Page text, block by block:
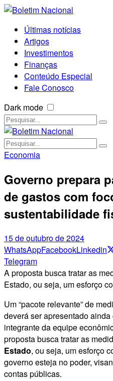
Últimas notícias
Artigos
Investimentos
Finanças
Conteúdo Especial
Fale Conosco
Dark mode
Economia
Governo prepara
de gastos com
sustentabilidade
15 de outubro de 2024
WhatsAppFacebookLinkedin
Telegram
A proposta busca tratar as
Estado, ou seja, um esforço
Um “pacote relevante” de
deverá ser apresentado
integrante da equipe
proposta busca tratar as
Estado, ou seja, um esforço
governo esteja no poder,
contas públicas.